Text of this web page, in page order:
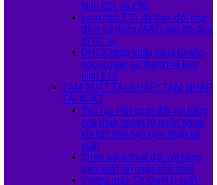
hình E21 và E52
Loại hình E31 đã thay đổi mục
đích sử dụng (A42) sau đó đưa
đi GC lại
DNCX nhập khẩu hàng từ kho
ngoại quan sử dụng mã loại
hình E15
TẠM XUẤT TÁI NHẬP/ TẠM NHẬP
TÁI XUẤT
Thủ tục Hải quan đối với hàng
hóa thuê mượn từ nước ngoài
khi hết thời hạn tạm nhập tái
xuất
Chính sách thuế đối với hàng
tạm xuất tái nhập cho thuê
Vướng mắc Tờ khai tái xuất/